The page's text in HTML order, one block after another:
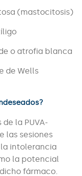
(mastocitosis)
o atrofia blanca
de Wells
la PUVA-
las sesiones
intolerancia
la potencial
fármaco.